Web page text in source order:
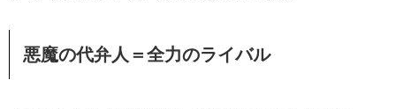
悪魔の代弁人＝全力のライバル